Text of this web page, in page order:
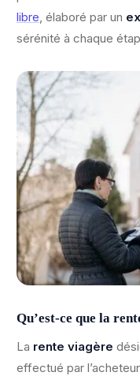
libre, élaboré par un
sérénité à chaque
Qu’est-ce que la
La rente viagère
effectué par